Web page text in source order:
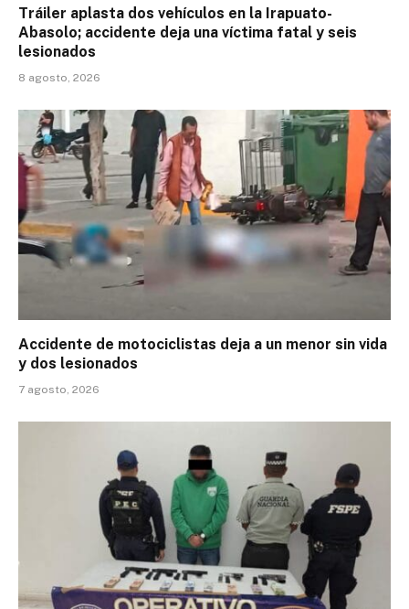
Tráiler aplasta dos vehículos en la Irapuato-
Abasolo; accidente deja una víctima fatal y seis
lesionados
8 agosto, 2026
Accidente de motociclistas deja a un menor sin vida
y dos lesionados
7 agosto, 2026